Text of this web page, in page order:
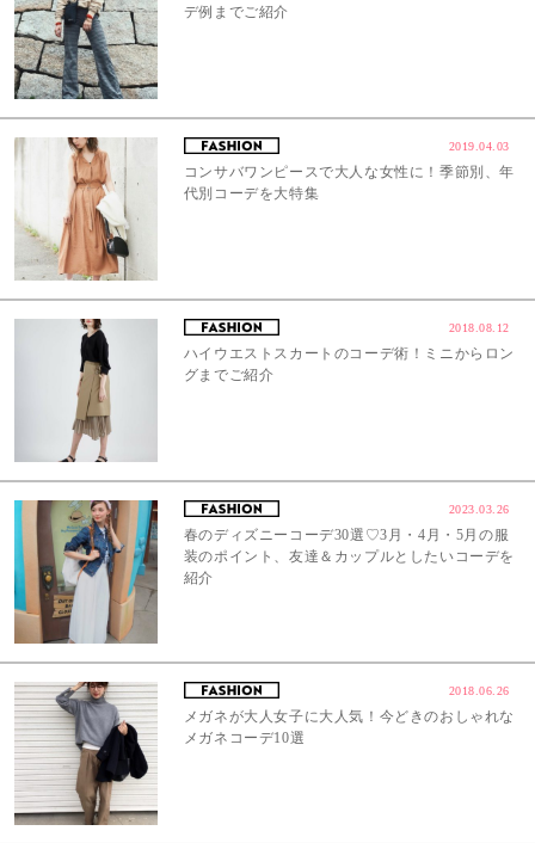
デ例までご紹介
2019.04.03
コンサバワンピースで大人な女性に！季節別、年
代別コーデを大特集
2018.08.12
ハイウエストスカートのコーデ術！ミニからロン
グまでご紹介
2023.03.26
春のディズニーコーデ30選♡3月・4月・5月の服
装のポイント、友達＆カップルとしたいコーデを
紹介
2018.06.26
メガネが大人女子に大人気！今どきのおしゃれな
メガネコーデ10選